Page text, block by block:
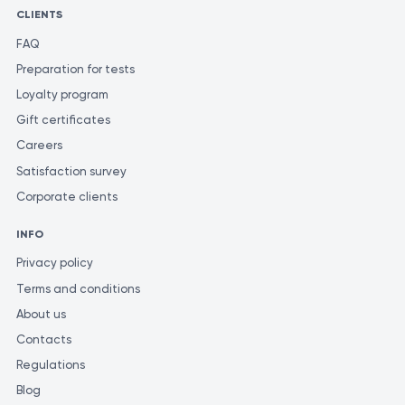
https://smw.ch/index.php/smw/article/view/1793/2470
https://arthritis-
research.biomedcentral.com/articles/10.1186/s13075-
019-2050-4
https://core.ac.uk/download/pdf/81562774.pdf
CLIENTS
FAQ
Preparation for tests
Loyalty program
Gift certificates
Careers
Satisfaction survey
Corporate clients
INFO
Privacy policy
Terms and conditions
About us
Contacts
Regulations
Blog